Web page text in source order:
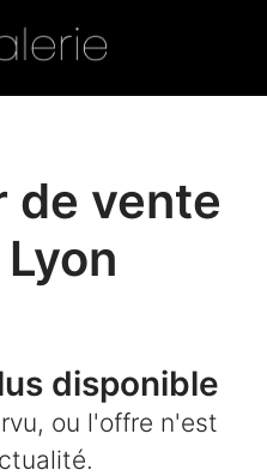
de vente
disponible
ou l'offre n'est